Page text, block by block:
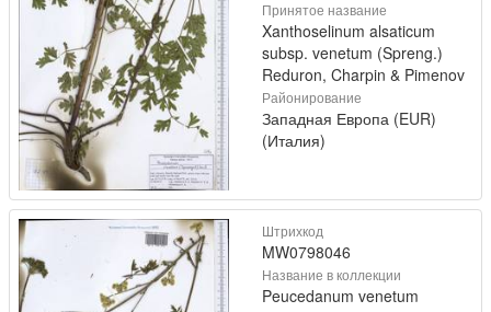
Принятое название
Xanthoselinum alsaticum
subsp. venetum (Spreng.)
Reduron, Charpin & Pimenov
Районирование
Западная Европа (EUR)
(Италия)
Штрихкод
MW0798046
Название в коллекции
Peucedanum venetum